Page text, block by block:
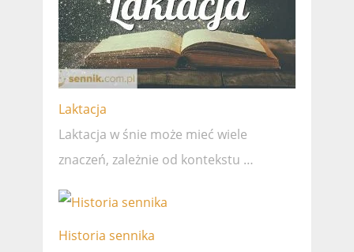
Laktacja
Laktacja w śnie może mieć wiele
znaczeń, zależnie od kontekstu …
Historia sennika